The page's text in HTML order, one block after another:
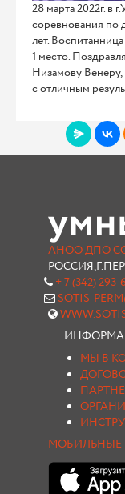
28 марта 2022г. в
соревнования
лет.
1 место.
Низамову Венеру,
с отличным
АНОО ДПО
+ 7 (342) 293-
SOTIS-
МЫ В
МОБИЛЬНЫЕ